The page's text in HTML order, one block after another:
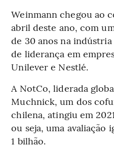
Weinmann chegou ao
abril deste ano, com
de 30 anos na
de liderança em
Unilever e Nestlé.
A NotCo, liderada
Muchnick, um dos
chilena, atingiu em
ou seja, uma avaliação
1 bilhão.